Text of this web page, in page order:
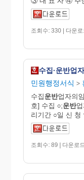
조회수: 330 | 다운
수집·운반업
민원행정서식 >
수집운반업자의
호] 수집 ○;운반
리기간 ○일 신
조회수: 89 | 다운로